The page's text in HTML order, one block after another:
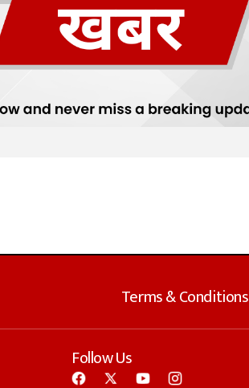
Terms & Conditions
Follow Us